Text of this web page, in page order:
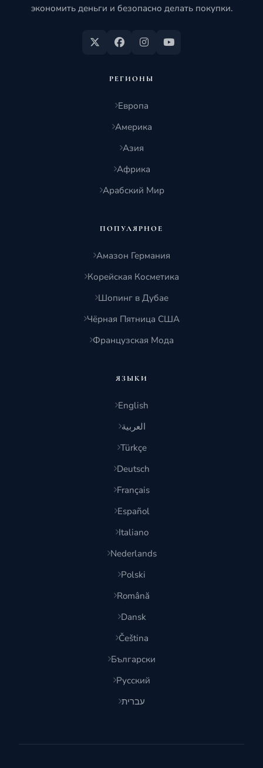
экономить деньги и безопасно делать покупки.
РЕГИОНЫ
Европа
Америка
Азия
Африка
Арабский Мир
ПОПУЛЯРНОЕ
Амазон Германия
Корейская Косметика
Шопинг в Дубае
Чёрная Пятница США
Французская Мода
ЯЗЫКИ
English
العربية
Türkçe
Deutsch
Français
Español
Italiano
Nederlands
Polski
Română
Dansk
Čeština
Български
Русский
עברית